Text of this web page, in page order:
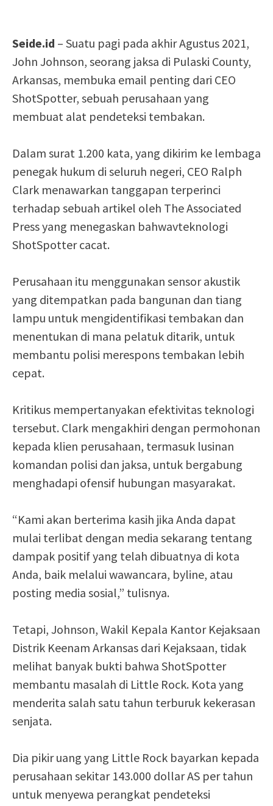
Seide.id – Suatu pagi pada akhir Agustus 2021,
John Johnson, seorang jaksa di Pulaski County,
Arkansas, membuka email penting dari CEO
ShotSpotter, sebuah perusahaan yang
membuat alat pendeteksi tembakan.
Dalam surat 1.200 kata, yang dikirim ke lembaga
penegak hukum di seluruh negeri, CEO Ralph
Clark menawarkan tanggapan terperinci
terhadap sebuah artikel oleh The Associated
Press yang menegaskan bahwavteknologi
ShotSpotter cacat.
Perusahaan itu menggunakan sensor akustik
yang ditempatkan pada bangunan dan tiang
lampu untuk mengidentifikasi tembakan dan
menentukan di mana pelatuk ditarik, untuk
membantu polisi merespons tembakan lebih
cepat.
Kritikus mempertanyakan efektivitas teknologi
tersebut. Clark mengakhiri dengan permohonan
kepada klien perusahaan, termasuk lusinan
komandan polisi dan jaksa, untuk bergabung
menghadapi ofensif hubungan masyarakat.
“Kami akan berterima kasih jika Anda dapat
mulai terlibat dengan media sekarang tentang
dampak positif yang telah dibuatnya di kota
Anda, baik melalui wawancara, byline, atau
posting media sosial,” tulisnya.
Tetapi, Johnson, Wakil Kepala Kantor Kejaksaan
Distrik Keenam Arkansas dari Kejaksaan, tidak
melihat banyak bukti bahwa ShotSpotter
membantu masalah di Little Rock. Kota yang
menderita salah satu tahun terburuk kekerasan
senjata.
Dia pikir uang yang Little Rock bayarkan kepada
perusahaan sekitar 143.000 dollar AS per tahun
untuk menyewa perangkat pendeteksi